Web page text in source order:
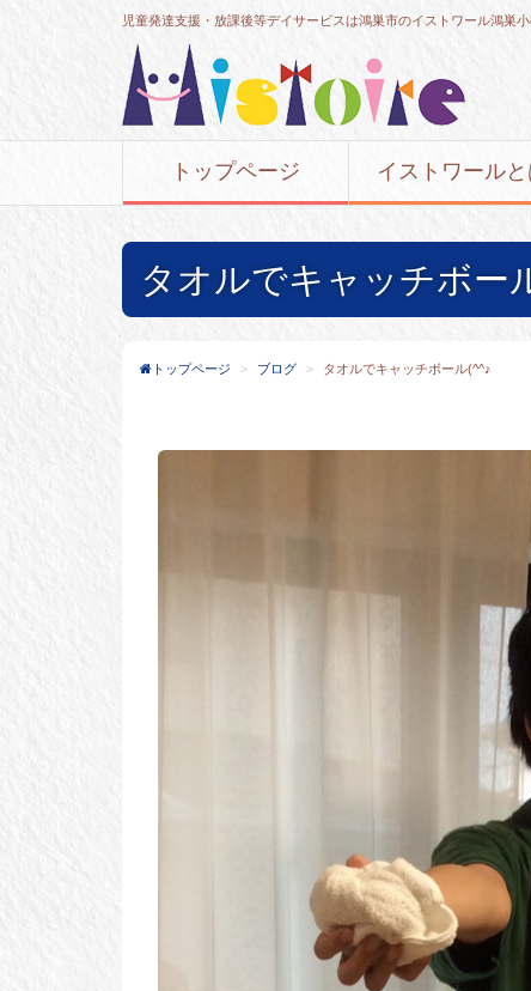
児童発達支援・放課後等デイサービスは鴻巣市のイストワール鴻巣
トップページ イストワールと
タオルでキャッチボー
トップページ ブログ タオルでキャッチボール(^^♪